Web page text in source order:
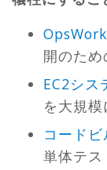
開のため
EC2シス
を大規模
コードビ
単体テス